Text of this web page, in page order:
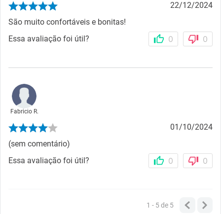
22/12/2024
São muito confortáveis e bonitas!
Essa avaliação foi útil?
0 0
Fabricio R.
01/10/2024
(sem comentário)
Essa avaliação foi útil?
0 0
1 - 5de 5